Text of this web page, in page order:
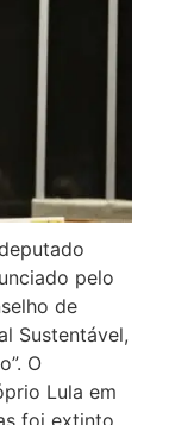
pelo
de
Sustentável,
O
Lula em